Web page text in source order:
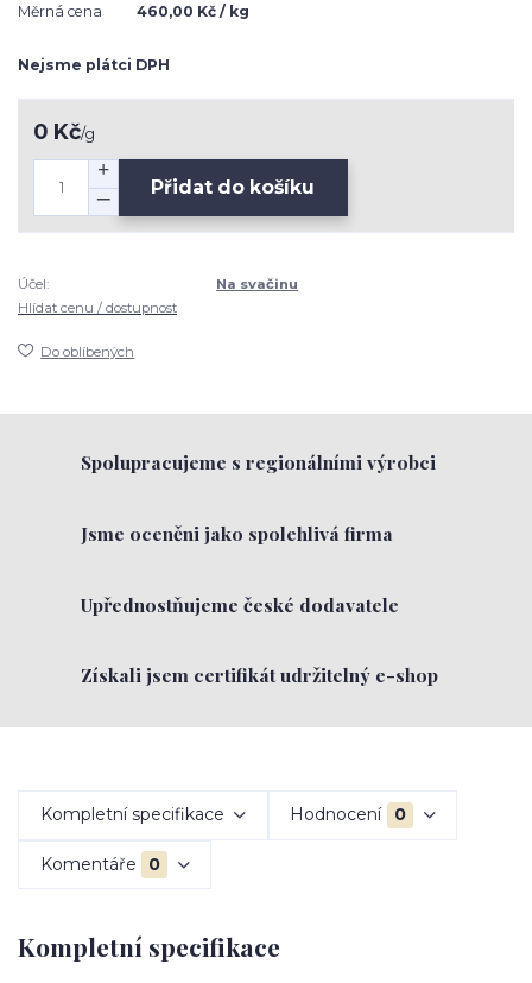
Měrná cena
460,00 Kč / kg
Nejsme plátci DPH
0 Kč/g
Přidat do košíku
Účel:
Na svačinu
Hlídat cenu / dostupnost
Do oblíbených
Spolupracujeme s regionálními výrobci
Jsme oceněni jako spolehlivá firma
Upřednostňujeme české dodavatele
Získali jsem certifikát udržitelný e-shop
Kompletní specifikace Hodnocení 0
Komentáře 0
Kompletní specifikace